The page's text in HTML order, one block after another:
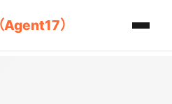
）